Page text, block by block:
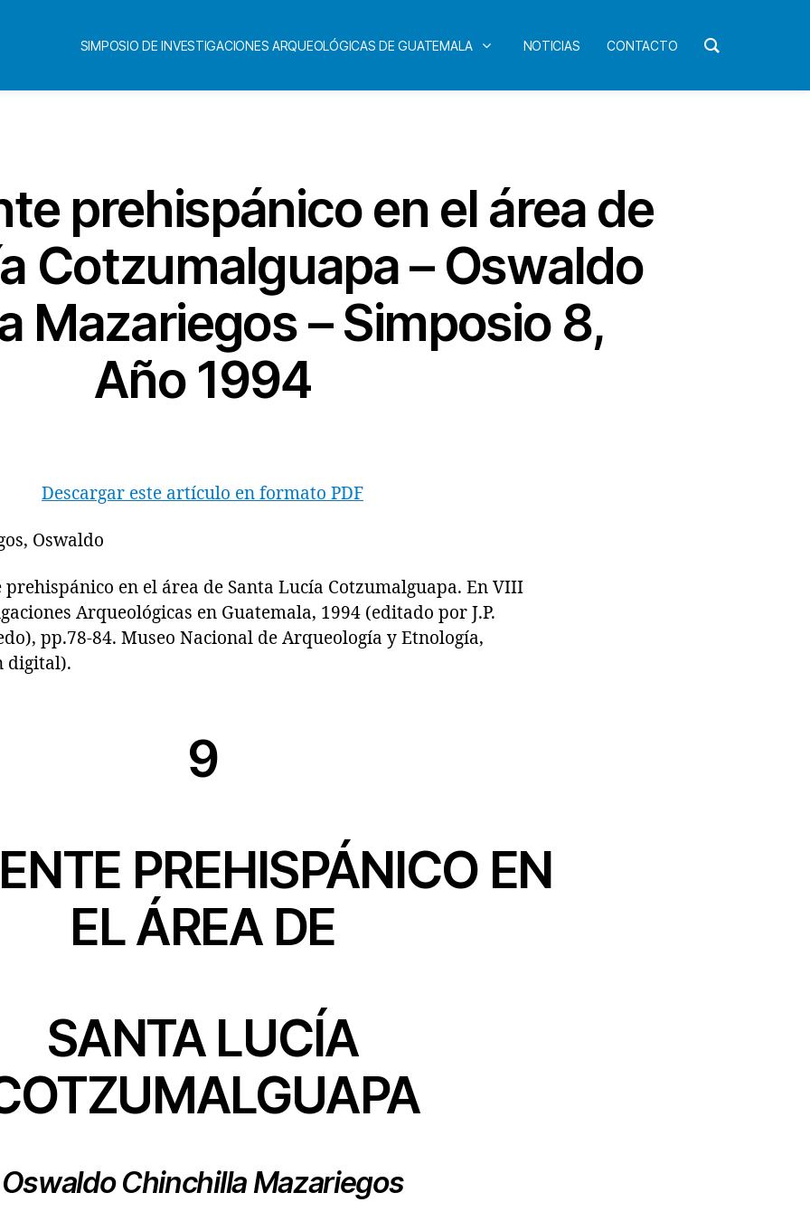
SIMPOSIO DE INVESTIGACIONES ARQUEOLÓGICAS DE GUATEMALA NOTICIAS CONTACTO
prehispánico en el área de
Cotzumalguapa – Oswaldo
Mazariegos – Simposio 8,
Año 1994
Descargar este artículo en formato PDF
Oswaldo
en el área de Santa Lucía Cotzumalguapa. En VIII
Arqueológicas en Guatemala, 1994 (editado por J.P.
pp.78-84. Museo Nacional de Arqueología y Etnología,
digital).
9
PREHISPÁNICO EN
EL ÁREA DE
SANTA LUCÍA
Oswaldo Chinchilla Mazariegos